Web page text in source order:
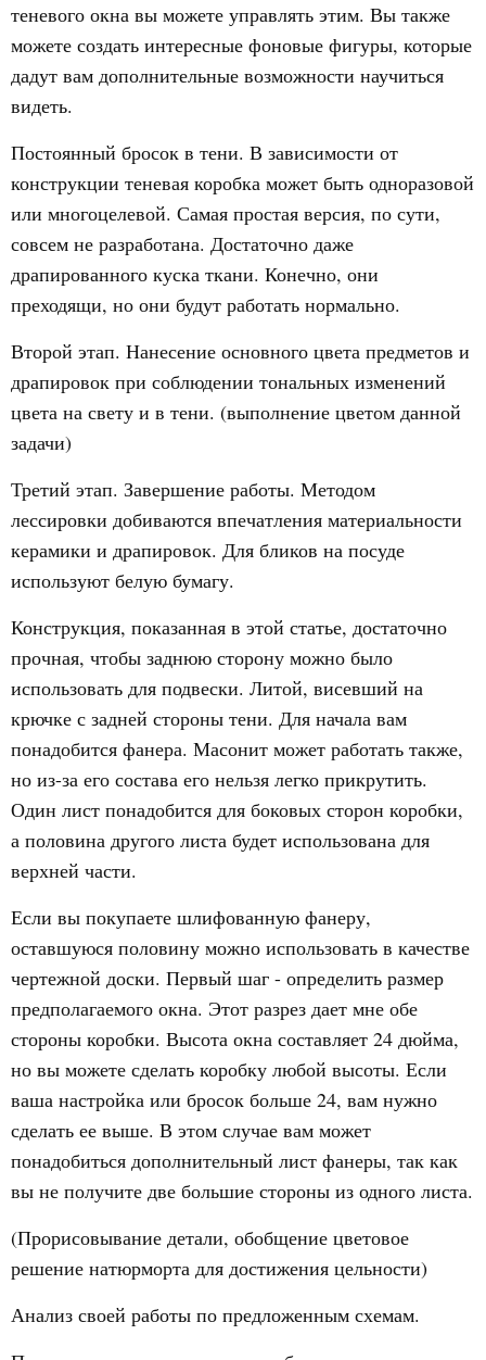
теневого окна вы можете управлять этим. Вы также
можете создать интересные фоновые фигуры, которые
дадут вам дополнительные возможности научиться
видеть.
Постоянный бросок в тени. В зависимости от
конструкции теневая коробка может быть одноразовой
или многоцелевой. Самая простая версия, по сути,
совсем не разработана. Достаточно даже
драпированного куска ткани. Конечно, они
преходящи, но они будут работать нормально.
Второй этап. Нанесение основного цвета предметов и
драпировок при соблюдении тональных изменений
цвета на свету и в тени. (выполнение цветом данной
задачи)
Третий этап. Завершение работы. Методом
лессировки добиваются впечатления материальности
керамики и драпировок. Для бликов на посуде
используют белую бумагу.
Конструкция, показанная в этой статье, достаточно
прочная, чтобы заднюю сторону можно было
использовать для подвески. Литой, висевший на
крючке с задней стороны тени. Для начала вам
понадобится фанера. Масонит может работать также,
но из-за его состава его нельзя легко прикрутить.
Один лист понадобится для боковых сторон коробки,
а половина другого листа будет использована для
верхней части.
Если вы покупаете шлифованную фанеру,
оставшуюся половину можно использовать в качестве
чертежной доски. Первый шаг - определить размер
предполагаемого окна. Этот разрез дает мне обе
стороны коробки. Высота окна составляет 24 дюйма,
но вы можете сделать коробку любой высоты. Если
ваша настройка или бросок больше 24, вам нужно
сделать ее выше. В этом случае вам может
понадобиться дополнительный лист фанеры, так как
вы не получите две большие стороны из одного листа.
(Прорисовывание детали, обобщение цветовое
решение натюрморта для достижения цельности)
Анализ своей работы по предложенным схемам.